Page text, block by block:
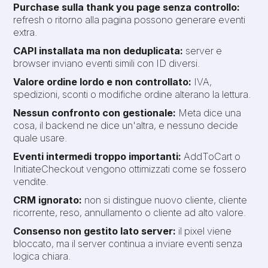
Purchase sulla thank you page senza controllo:
refresh o ritorno alla pagina possono generare eventi
extra.
CAPI installata ma non deduplicata: server e
browser inviano eventi simili con ID diversi.
Valore ordine lordo e non controllato: IVA,
spedizioni, sconti o modifiche ordine alterano la lettura.
Nessun confronto con gestionale: Meta dice una
cosa, il backend ne dice un'altra, e nessuno decide
quale usare.
Eventi intermedi troppo importanti: AddToCart o
InitiateCheckout vengono ottimizzati come se fossero
vendite.
CRM ignorato: non si distingue nuovo cliente, cliente
ricorrente, reso, annullamento o cliente ad alto valore.
Consenso non gestito lato server: il pixel viene
bloccato, ma il server continua a inviare eventi senza
logica chiara.